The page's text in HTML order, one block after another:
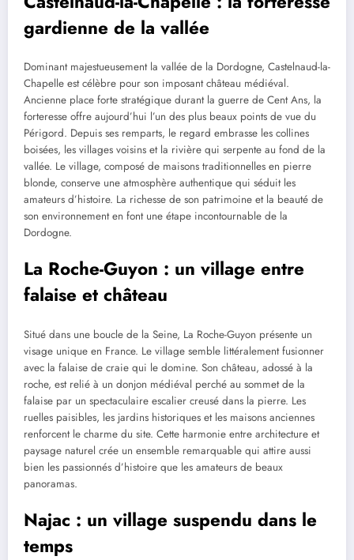
gardienne de la vallée
Dominant majestueusement la vallée de la Dordogne, Castelnaud-la-
Chapelle est célèbre pour son imposant château médiéval.
Ancienne place forte stratégique durant la guerre de Cent Ans, la
forteresse offre aujourd’hui l’un des plus beaux points de vue du
Périgord. Depuis ses remparts, le regard embrasse les collines
boisées, les villages voisins et la rivière qui serpente au fond de la
vallée. Le village, composé de maisons traditionnelles en pierre
blonde, conserve une atmosphère authentique qui séduit les
amateurs d’histoire. La richesse de son patrimoine et la beauté de
son environnement en font une étape incontournable de la
Dordogne.
La Roche-Guyon : un village entre
falaise et château
Situé dans une boucle de la Seine, La Roche-Guyon présente un
visage unique en France. Le village semble littéralement fusionner
avec la falaise de craie qui le domine. Son château, adossé à la
roche, est relié à un donjon médiéval perché au sommet de la
falaise par un spectaculaire escalier creusé dans la pierre. Les
ruelles paisibles, les jardins historiques et les maisons anciennes
renforcent le charme du site. Cette harmonie entre architecture et
paysage naturel crée un ensemble remarquable qui attire aussi
bien les passionnés d’histoire que les amateurs de beaux
panoramas.
Najac : un village suspendu dans le
temps